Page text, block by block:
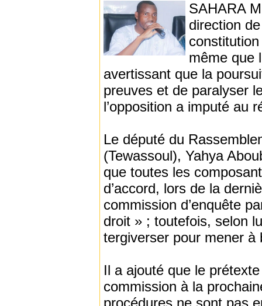
SAHARA
direction
constitution
même que
avertissant que la
preuves et de paralyser
l’opposition a imputé au
Le député du
(Tewassoul), Yahya
que toutes les
d’accord, lors de la
commission d’enquête
droit » ; toutefois, selon
tergiverser pour mener à
Il a ajouté que le
commission à la
procédures ne sont pas